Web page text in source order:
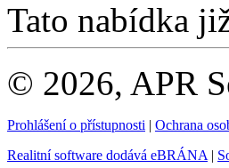
Tato nabídka
© 2026, APR
Prohlášení o přístupnosti | Ochrana
Realitní software dodává eBRÁNA |